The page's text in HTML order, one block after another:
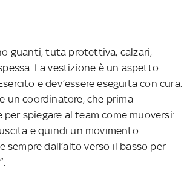
guanti, tuta protettiva, calzari,
La vestizione è un aspetto
e dev’essere eseguita con cura.
un coordinatore, che prima
spiegare al team come muoversi:
e quindi un movimento
sempre dall’alto verso il basso per